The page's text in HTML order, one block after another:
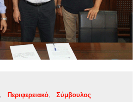
Περιφερειακό Σύμβουλος